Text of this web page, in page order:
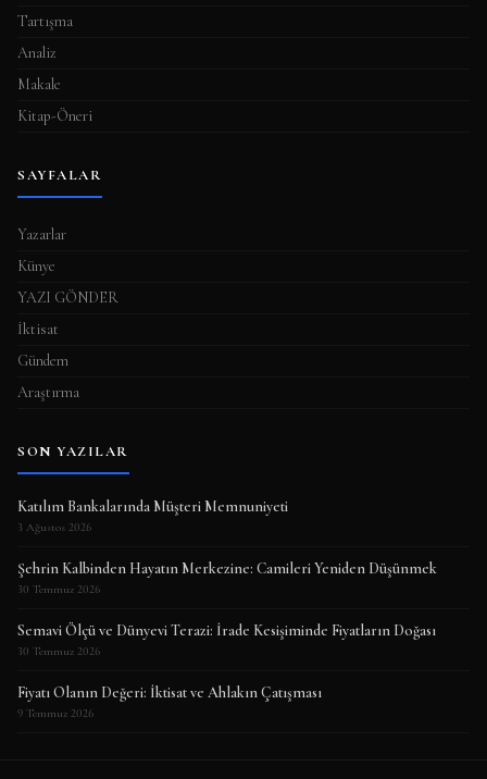
Tartışma
Analiz
Makale
Kitap-Öneri
SAYFALAR
Yazarlar
Künye
YAZI GÖNDER
İktisat
Gündem
Araştırma
SON YAZILAR
Katılım Bankalarında Müşteri Memnuniyeti
3 Ağustos 2026
Şehrin Kalbinden Hayatın Merkezine: Camileri Yeniden Düşünmek
30 Temmuz 2026
Semavi Ölçü ve Dünyevi Terazi: İrade Kesişiminde Fiyatların Doğası
30 Temmuz 2026
Fiyatı Olanın Değeri: İktisat ve Ahlakın Çatışması
9 Temmuz 2026